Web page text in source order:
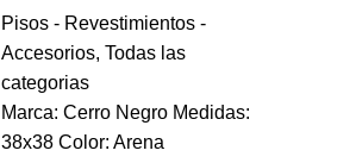
Pisos - Revestimientos -
Accesorios, Todas las
categorias
Marca: Cerro Negro Medidas:
38x38 Color: Arena